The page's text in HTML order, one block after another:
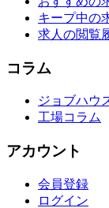
キープ中の
求人の閲覧
コラム
ジョブハウ
工場コラム
アカウント
会員登録
ログイン